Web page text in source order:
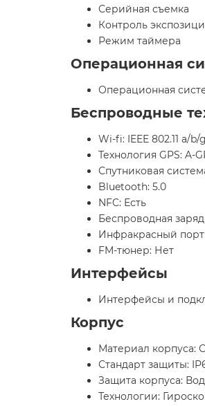
Серийная съемка
Контроль
Режим таймера
Операционная
Операционная
Беспроводные
Wi-fi: IEEE 802.11 a/b/
Технология GPS: A-
Спутниковая
Bluetooth: 5.0
NFC: Есть
Беспроводная
Инфракрасный
FM-тюнер: Нет
Интерфейсы
Интерфейсы и
Корпус
Материал корпуса:
Стандарт защиты:
Защита корпуса:
Технологии: